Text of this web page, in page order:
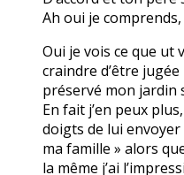
Ah oui je
Oui je vois ce que ut
craindre d’être
préservé mon jardin
En fait j’en peux
doigts de lui envoyer
ma famille » alors
la même j’ai